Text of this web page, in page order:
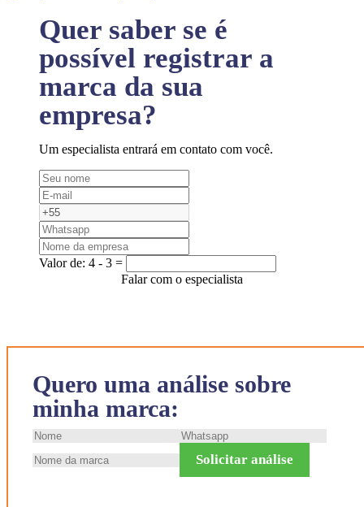
Quero uma análise sobre
minha marca:
Solicitar análise
Quer saber se é
possível registrar a
marca da sua
empresa?
Um especialista entrará em contato com você.
Valor de: 4 - 3 =
Falar com o especialista